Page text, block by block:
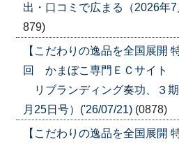
出・口コミで広まる（2026年
879)
【こだわりの逸品を全国展開
回 かまぼこ専門ＥＣサイト
リブランディング奏功、３
月25日号）('26/07/21) (0878)
【こだわりの逸品を全国展開